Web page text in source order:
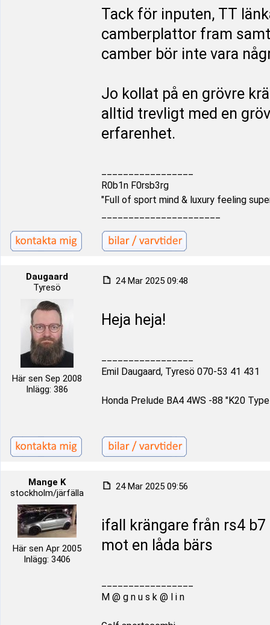
Tack för inputen, TT
camberplattor fram
camber bör inte vara
Jo kollat på en grövre
alltid trevligt med en
erfarenhet.
R0b1n F0rsb3rg
"Full of sport mind & luxury feeling
Daugaard
Tyresö
Här sen Sep 2008
Inlägg: 386
24 Mar 2025 09:48
Heja heja!
Emil Daugaard, Tyresö 070-53 41 431
Honda Prelude BA4 4WS -88 "K20
Mange K
stockholm/järfälla
Här sen Apr 2005
Inlägg: 3406
24 Mar 2025 09:56
ifall krängare från rs4
mot en låda bärs
M @ g n u s k @ l i n